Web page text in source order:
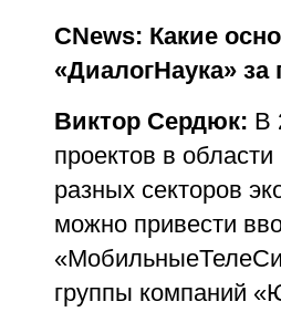
CNews: Какие
«ДиалогНаука»
Виктор Сердюк: В
проектов в
разных секторов
можно привести
группы компаний